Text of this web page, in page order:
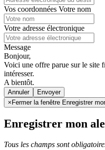
Vos coordonnées Votre nom
Votre adresse électronique
Message
Bonjour,
Voici une offre parue sur le site
intéresser.
A bientôt.
Annuler
× Fermer la fenêtre Enregistrer
Enregistrer mon
Tous les champs sont